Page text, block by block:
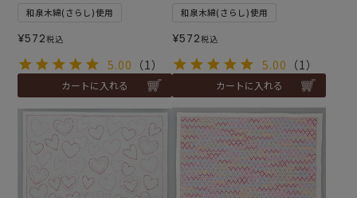
和泉木綿(さらし)使用
¥572税込
5.00 （1）
カートに入れる
和泉木綿(さらし)使用
¥572税込
5.00 （1）
カートに入れる